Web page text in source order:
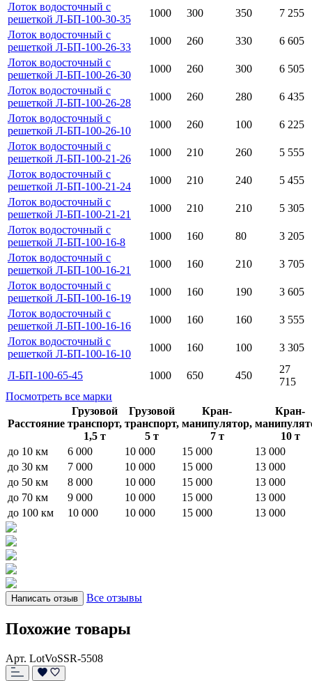
Лоток водосточный с
решеткой Л-БП-100-30-35
1000 300 350
7 255
Лоток водосточный с
решеткой Л-БП-100-26-33
1000 260 330
6 605
Лоток водосточный с
решеткой Л-БП-100-26-30
1000 260 300
6 505
Лоток водосточный с
решеткой Л-БП-100-26-28
1000 260 280
6 435
Лоток водосточный с
решеткой Л-БП-100-26-10
1000 260 100
6 225
Лоток водосточный с
решеткой Л-БП-100-21-26
1000 210 260
5 555
Лоток водосточный с
решеткой Л-БП-100-21-24
1000 210 240
5 455
Лоток водосточный с
решеткой Л-БП-100-21-21
1000 210 210
5 305
Лоток водосточный с
решеткой Л-БП-100-16-8
1000 160 80
3 205
Лоток водосточный с
решеткой Л-БП-100-16-21
1000 160 210
3 705
Лоток водосточный с
решеткой Л-БП-100-16-19
1000 160 190
3 605
Лоток водосточный с
решеткой Л-БП-100-16-16
1000 160 160
3 555
Лоток водосточный с
решеткой Л-БП-100-16-10
1000 160 100 3 305
Л-БП-100-65-45 1000 650 450
27
715
Посмотреть все марки
Расстояние
Грузовой
транспорт,
1,5 т
Грузовой
транспорт,
5 т
Кран-
манипулятор,
7 т
Кран-
10 т
до 10 км
6 000 10 000 15 000
13 000
до 30 км
7 000 10 000 15 000
13 000
до 50 км
8 000 10 000 15 000
13 000
до 70 км
9 000 10 000 15 000
13 000
до 100 км
10 000 10 000 15 000 13 000
Написать отзыв Все отзывы
Похожие товары
Арт. LotVoSSR-5508